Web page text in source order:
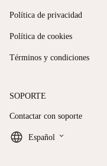
Política de privacidad
Política de cookies
Términos y condiciones
SOPORTE
Contactar con soporte
Español keyboard_arrow_down